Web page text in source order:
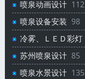
喷泉动画设计 112
喷泉设备安装 98
冷雾、ＬＥＤ彩灯
苏州喷泉设计 85
喷泉水景设计 135